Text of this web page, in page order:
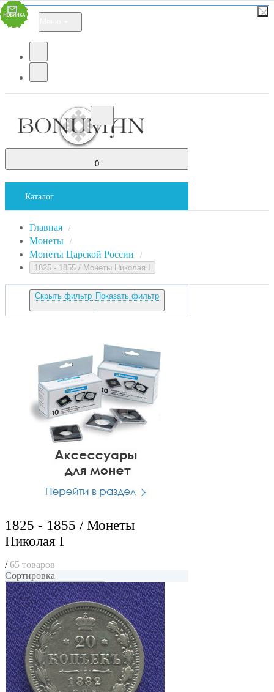
0
Каталог
Главная /
Монеты /
Монеты Царской России /
1825 - 1855 / Монеты Николая I
Скрыть фильтр Показать фильтр
1825 - 1855 / Монеты
Николая I
/ 65 товаров
Сортировка